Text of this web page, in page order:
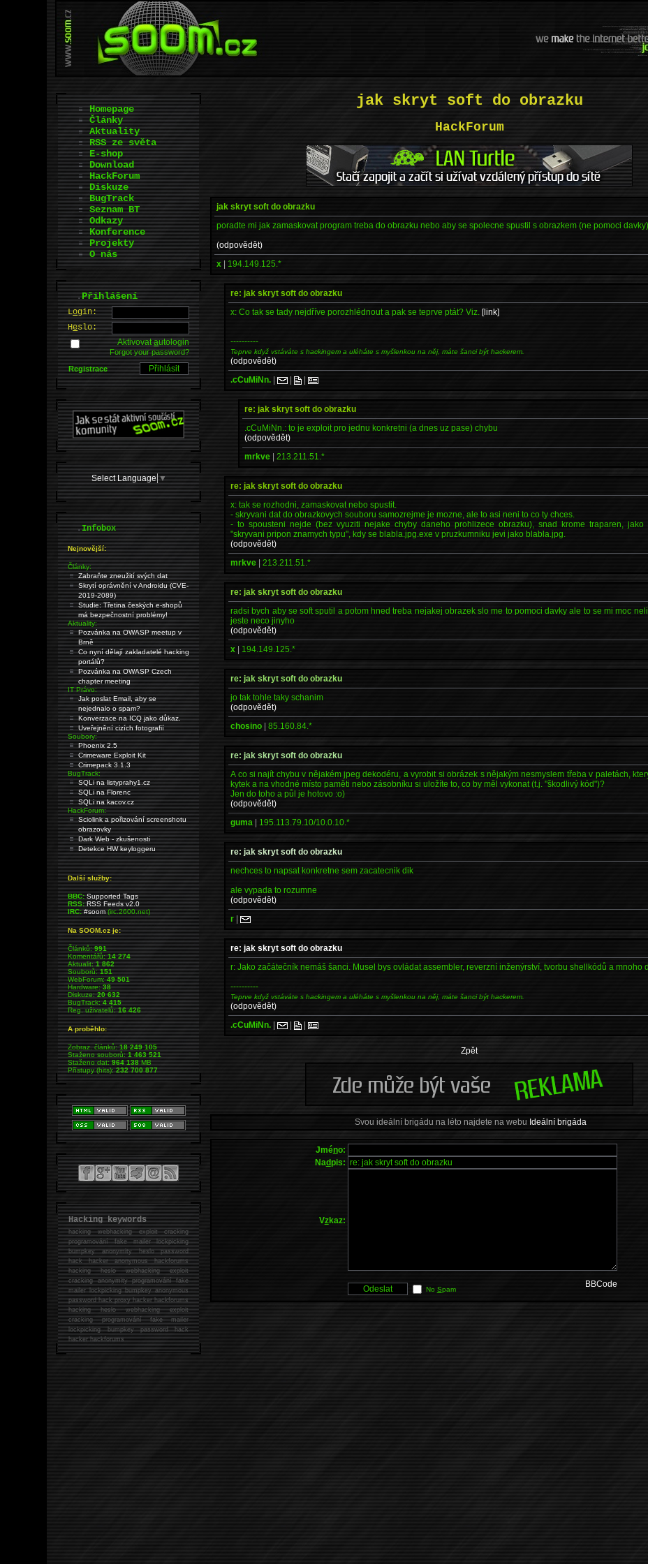
jak skryt soft do obrazku
HackForum
jak skryt soft do obrazku
poradte mi jak zamaskovat program treba do obrazku nebo aby se spolecne spustil s obrazkem (ne pomoci davky)
(odpovědět)
x | 194.149.125.*
re: jak skryt soft do obrazku
x: Co tak se tady nejdříve porozhlédnout a pak se teprve ptát? Viz.[link]
----------
Teprve když vstáváte s hackingem a uléháte s myšlenkou na něj, máte šanci být hackerem.
(odpovědět)
.cCuMiNn. | | |
re: jak skryt soft do obrazku
.cCuMiNn.: to je exploit pro jednu konkretni (a dnes uz pase) chybu
(odpovědět)
mrkve |213.211.51.*
re: jak skryt soft do obrazku
x: tak se rozhodni, zamaskovat nebo spustit.
- skryvani dat do obrazkovych souboru samozrejme je mozne, ale to asi neni to co ty chces.
- to spousteni nejde (bez vyuziti nejake chyby daneho prohlizece obrazku), snad krome traparen, jako
"skryvani pripon znamych typu", kdy se blabla.jpg.exe v pruzkumniku jevi jako blabla.jpg.
(odpovědět)
mrkve |213.211.51.*
re: jak skryt soft do obrazku
radsi bych aby se soft sputil a potom hned treba nejakej obrazek slo me to pomoci davky ale to se mi moc
jeste neco jinyho
(odpovědět)
x | 194.149.125.*
re: jak skryt soft do obrazku
jo tak tohle taky schanim
(odpovědět)
chosino |85.160.84.*
re: jak skryt soft do obrazku
A co si najít chybu v nějakém jpeg dekodéru, a vyrobit si obrázek s nějakým nesmyslem třeba v paletách,
kytek a na vhodné místo paměti nebo zásobníku si uložíte to, co by měl vykonat (t.j. "škodlivý kód")?
Jen do toho a půl je hotovo :o)
(odpovědět)
guma | 195.113.79.10/10.0.10.*
re: jak skryt soft do obrazku
nechces to napsat konkretne sem zacatecnik dik
ale vypada to rozumne
(odpovědět)
r |
re: jak skryt soft do obrazku
r: Jako začátečník nemáš šanci. Musel bys ovládat assembler, reverzní inženýrství, tvorbu shellkódů a mnoho
----------
Teprve když vstáváte s hackingem a uléháte s myšlenkou na něj, máte šanci být hackerem.
(odpovědět)
.cCuMiNn. | | |
Zpět
Svou ideální brigádu na léto najdete na webu Ideální brigáda
Jméno:
Nadpis:
Vzkaz:
No Spam
BBCode
Homepage
Články
Aktuality
RSS ze světa
E-shop
Download
HackForum
Diskuze
BugTrack
Seznam BT
Odkazy
Konference
Projekty
O nás
.Přihlášení
Login:
Heslo:
Aktivovatautologin
Forgot your password?
Registrace
Select Language ▼
.Infobox
Nejnovější:
Články:
Zabraňte zneužití svých dat
Skrytí oprávnění v Androidu (CVE-
2019-2089)
Studie: Třetina českých e-shopů
má bezpečnostní problémy!
Aktuality:
Pozvánka na OWASP meetup v
Brně
Co nyní dělají zakladatelé hacking
portálů?
Pozvánka na OWASP Czech
chapter meeting
IT Právo:
Jak poslat Email, aby se
nejednalo o spam?
Konverzace na ICQ jako důkaz.
Uveřejnění cizích fotografií
Soubory:
Phoenix 2.5
Crimeware Exploit Kit
Crimepack 3.1.3
BugTrack:
SQLi na listyprahy1.cz
SQLi na Florenc
SQLi na kacov.cz
HackForum:
Sciolink a pořizování screenshotu
obrazovky
Dark Web - zkušenosti
Detekce HW keyloggeru
Další služby:
BBC: Supported Tags
RSS: RSS Feeds v2.0
IRC: #soom(irc.2600.net)
Na SOOM.cz je:
Článků:991
Komentářů:14 274
Aktualit:1 862
Souborů:151
WebForum:49 501
Hardware:38
Diskuze:20 632
BugTrack:4 415
Reg. uživatelů:16 426
A proběhlo:
Zobraz. článků:18 249 105
Staženo souborů:1 463 521
Staženo dat:964 138MB
Přístupy (hits):232 700 877
Hacking keywords
hackingwebhacking exploit cracking
programování fake mailer lockpicking
bumpkey anonymity heslo password
hackhacker anonymous hackforums
hackingheslo webhacking exploit
cracking anonymity programování fake
mailer lockpicking bumpkey anonymous
password hack proxy hacker hackforums
hacking heslo webhacking exploit
cracking programování fake mailer
lockpicking bumpkey password hack
hackerhackforums